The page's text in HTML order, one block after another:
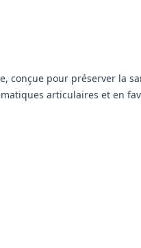
pour préserver la
articulaires et en